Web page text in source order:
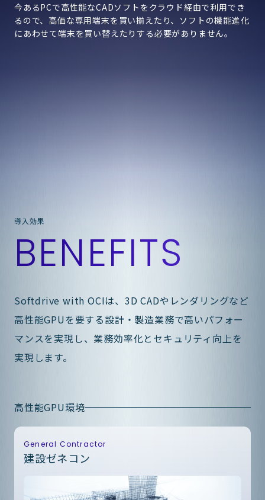
今あるPCで高性能なCADソフトをクラウド経由で利用でき
るので、高価な専用端末を買い揃えたり、ソフトの機能進化
にあわせて端末を買い替えたりする必要がありません。
導入効果
Softdrive with OCIは、3D CADやレンダリングなど
高性能GPUを要する設計・製造業務で高いパフォー
マンスを実現し、業務効率化とセキュリティ向上を
実現します。
BENEFITS
高性能GPU環境
General Contractor
建設ゼネコン